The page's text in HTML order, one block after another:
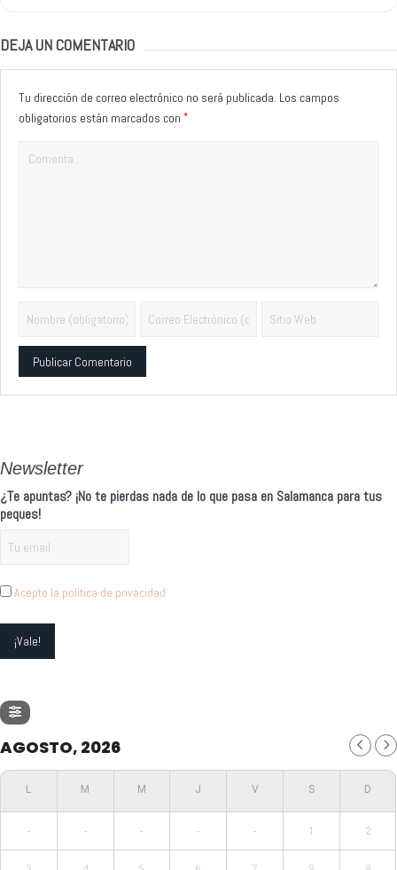
DEJA UN COMENTARIO
Tu dirección de correo electrónico no será publicada. Los campos
obligatorios están marcados con *
Newsletter
¿Te apuntas? ¡No te pierdas nada de lo que pasa en Salamanca para tus
peques!
Acepto la política de privacidad
AGOSTO, 2026
- - - - - 1 2